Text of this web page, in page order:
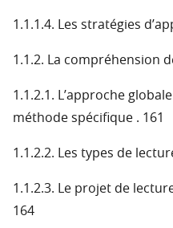
1.1.1.4. Les stratégies
1.1.2. La compréhension
1.1.2.1. L’approche
méthode spécifique . 161
1.1.2.2. Les types de
1.1.2.3. Le projet de
164